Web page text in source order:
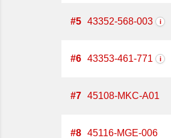
#5 43352-568-003 i
#6 43353-461-771 i
#7 45108-MKC-A01
#8 45116-MGE-006